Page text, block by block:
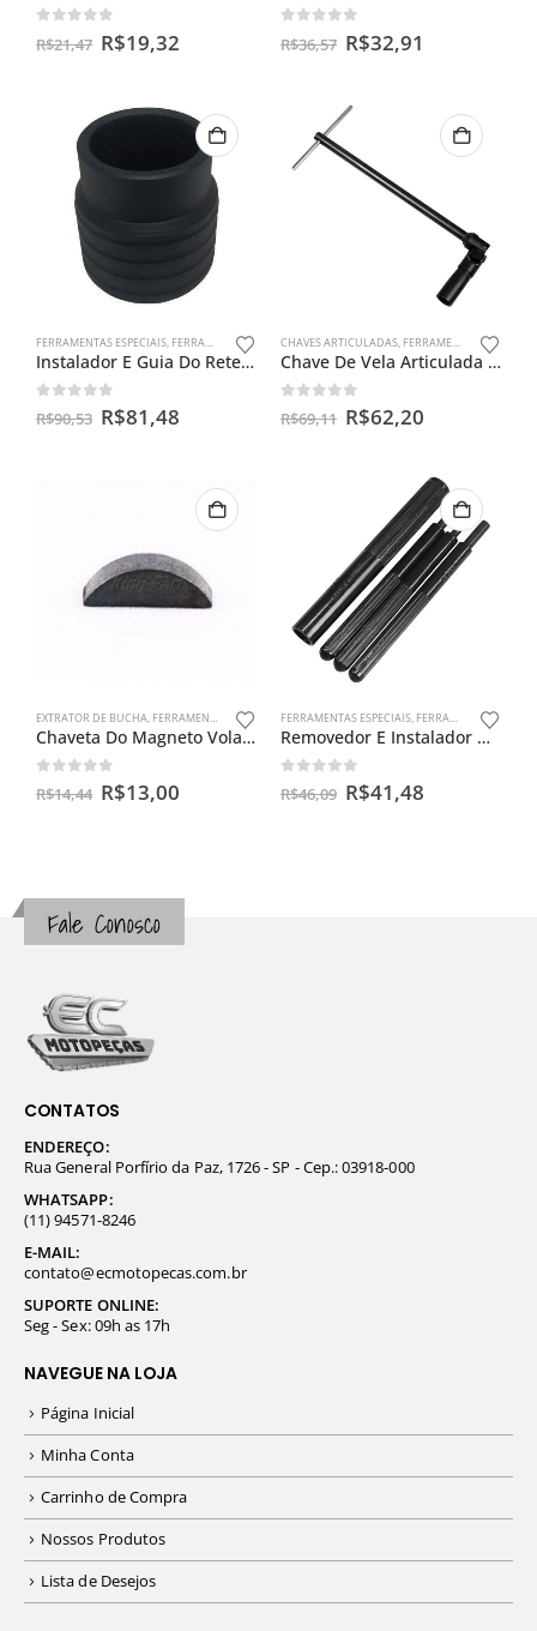
out of 5
R$21,47 R$19,32 out of 5
R$36,57 R$32,91
FERRAMENTAS ESPECIAIS, FERRAMENTAS PARA BENGALAS
Instalador E Guia Do Retentor De Bengala Yamaha Crosser 150
out of 5
R$90,53 R$81,48
CHAVES ARTICULADAS, FERRAMENTAS ESPECIAIS
Chave De Vela Articulada 16m – Cg150 / Ybr 125/ Twister
out of 5
R$69,11 R$62,20
EXTRATOR DE BUCHA, FERRAMENTAS ESPECIAIS
Chaveta Do Magneto Volante Rx /dt 180/tdr/dt/yamaha Antigas
out of 5
R$14,44 R$13,00
FERRAMENTAS ESPECIAIS, FERRAMENTAS PARA VÁLVULAS
Removedor E Instalador De Guia Valvulas P/ Moto Universal
out of 5
R$46,09 R$41,48
Fale Conosco
CONTATOS
ENDEREÇO:
Rua General Porfírio da Paz, 1726 - SP - Cep.: 03918-000
WHATSAPP:
(11) 94571-8246
E-MAIL:
contato@ecmotopecas.com.br
SUPORTE ONLINE:
Seg - Sex: 09h as 17h
NAVEGUE NA LOJA
Página Inicial
Minha Conta
Carrinho de Compra
Nossos Produtos
Lista de Desejos